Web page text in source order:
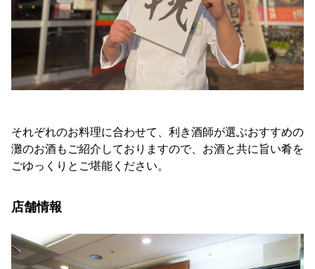
それぞれのお料理に合わせて、利き酒師が選ぶおすすめの
灘のお酒もご紹介しておりますので、お酒と共に旨い肴を
ごゆっくりとご堪能ください。
店舗情報